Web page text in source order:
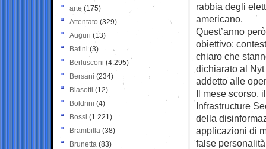
rabbia degli
americano.
Quest’anno
obiettivo:
chiaro che
dichiarato al
addetto alle
Il mese scorso,
Infrastructure
della
applicazioni di
false
arte (175)
Attentato (329)
Auguri (13)
Batini (3)
Berlusconi (4.295)
Bersani (234)
Biasotti (12)
Boldrini (4)
Bossi (1.221)
Brambilla (38)
Brunetta (83)